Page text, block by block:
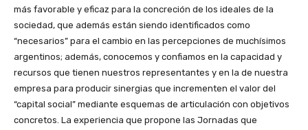
más favorable y eficaz para la concreción de los ideales de la
sociedad, que además están siendo identificados como
“necesarios” para el cambio en las percepciones de muchísimos
argentinos; además, conocemos y confiamos en la capacidad y
recursos que tienen nuestros representantes y en la de nuestra
empresa para producir sinergias que incrementen el valor del
“capital social” mediante esquemas de articulación con objetivos
concretos. La experiencia que propone las Jornadas que